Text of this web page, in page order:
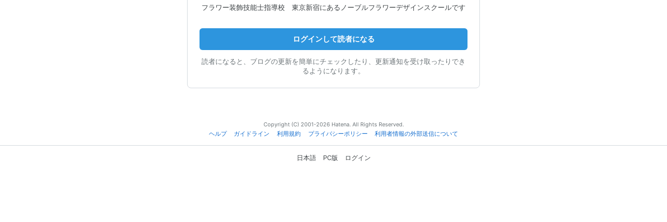
フラワー装飾技能士指導校 東京新宿にあるノーブルフラワーデザインスクールです
ログインして読者になる
読者になると、ブログの更新を簡単にチェックしたり、更新通知を受け取ったりでき
るようになります。
Copyright (C) 2001-2026 Hatena. All Rights Reserved.
ヘルプ
ガイドライン 利用規約 プライバシーポリシー 利用者情報の外部送信について
日本語 PC版 ログイン